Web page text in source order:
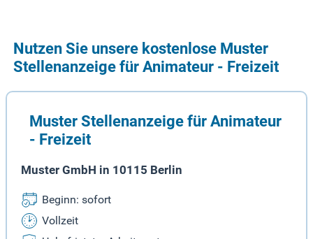
Nutzen Sie unsere kostenlose Muster
Stellenanzeige für Animateur - Freizeit
Muster Stellenanzeige für Animateur
- Freizeit
Muster GmbH in 10115 Berlin
Beginn: sofort
Vollzeit